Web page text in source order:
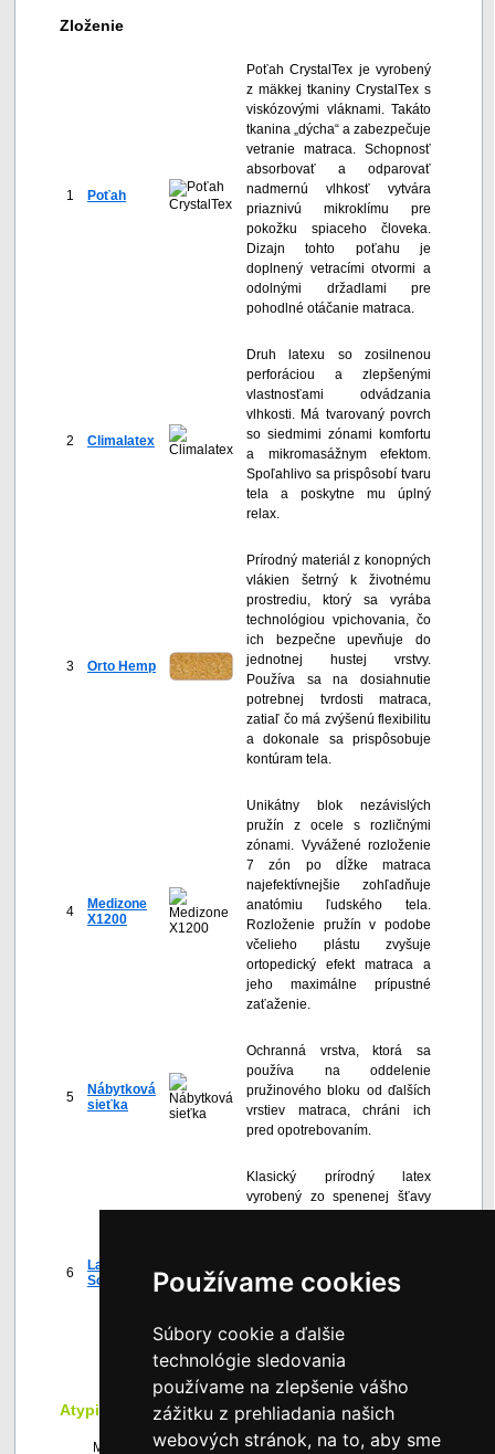
Používame cookies
Súbory cookie a ďalšie
technológie sledovania
používame na zlepšenie vášho
zážitku z prehliadania našich
webových stránok, na to, aby sme
Zloženie
1 Poťah
Poťah CrystalTex je vyrobený
z mäkkej tkaniny CrystalTex s
viskózovými vláknami. Takáto
tkanina „dýcha“ a zabezpečuje
vetranie matraca. Schopnosť
absorbovať a odparovať
nadmernú vlhkosť vytvára
priaznivú mikroklímu pre
pokožku spiaceho človeka.
Dizajn tohto poťahu je
doplnený vetracími otvormi a
odolnými držadlami pre
pohodlné otáčanie matraca.
2 Climalatex
Druh latexu so zosilnenou
perforáciou a zlepšenými
vlastnosťami odvádzania
vlhkosti. Má tvarovaný povrch
so siedmimi zónami komfortu
a mikromasážnym efektom.
Spoľahlivo sa prispôsobí tvaru
tela a poskytne mu úplný
relax.
3 Orto Hemp
Prírodný materiál z konopných
vlákien šetrný k životnému
prostrediu, ktorý sa vyrába
technológiou vpichovania, čo
ich bezpečne upevňuje do
jednotnej hustej vrstvy.
Používa sa na dosiahnutie
potrebnej tvrdosti matraca,
zatiaľ čo má zvýšenú flexibilitu
a dokonale sa prispôsobuje
kontúram tela.
4
Medizone
X1200
Unikátny blok nezávislých
pružín z ocele s rozličnými
zónami. Vyvážené rozloženie
7 zón po dĺžke matraca
najefektívnejšie zohľadňuje
anatómiu ľudského tela.
Rozloženie pružín v podobe
včelieho plástu zvyšuje
ortopedický efekt matraca a
jeho maximálne prípustné
zaťaženie.
5
Nábytková
sieťka
Ochranná vrstva, ktorá sa
používa na oddelenie
pružinového bloku od ďalších
vrstiev matraca, chráni ich
pred opotrebovaním.
6
Latex
SoftGel
Klasický prírodný latex
vyrobený zo spenenej šťavy
SoftGel. Mikrogranuly gélu
vytvárajú optimálnu teplotu pre
rýchlejšie zaspí a obnoví svoju
energiu.
Atypické rozmery
Matrace je možné vyrobiť aj v atypických rozmeroch na 1